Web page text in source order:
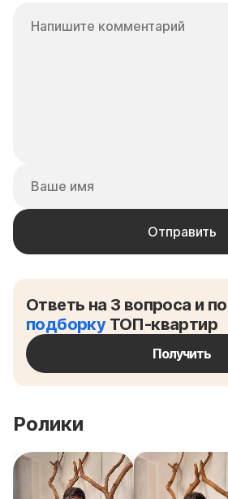
Ответь на 3 вопроса и
подборкуТОП-квартир
Получить
Ролики